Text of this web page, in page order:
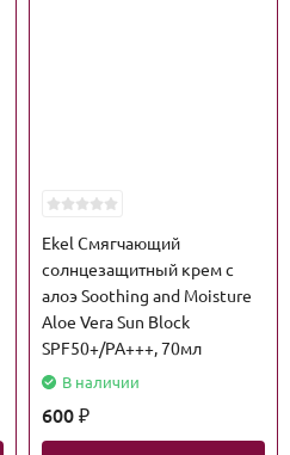
Ekel Смягчающий
солнцезащитный крем с
алоэ Soothing and Moisture
Aloe Vera Sun Block
SPF50+/PA+++, 70мл
В наличии
600 ₽